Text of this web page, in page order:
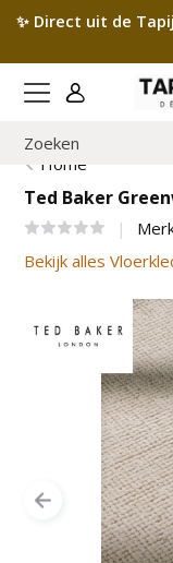
✨ Direct uit de
Home
Ted Baker
Bekijk alles